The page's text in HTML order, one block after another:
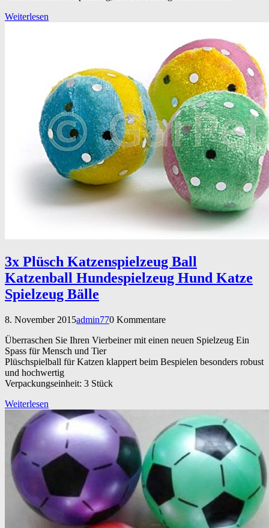
Weiterlesen
3x Plüsch Katzenspielzeug Ball
Katzenball Hundespielzeug Hund Katze
Spielzeug Bälle
8. November 2015admin770 Kommentare
Überraschen Sie Ihren Vierbeiner mit einen neuen Spielzeug Ein
Spass für Mensch und Tier
Plüschspielball für Katzen klappert beim Bespielen besonders robust
und hochwertig
Verpackungseinheit: 3 Stück
Weiterlesen